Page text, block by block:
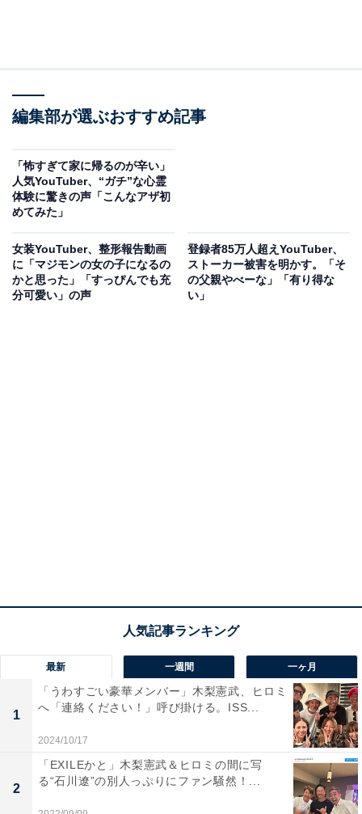
編集部が選ぶおすすめ記事
「怖すぎて家に帰るのが辛い」
人気YouTuber、“ガチ”な心霊
体験に驚きの声「こんなアザ初
めてみた」
女装YouTuber、整形報告動画
に「マジモンの女の子になるの
かと思った」「すっぴんでも充
分可愛い」の声
登録者85万人超えYouTuber、
ストーカー被害を明かす。「そ
の父親やべーな」「有り得な
い」
最新 一週間 一ヶ月
1
「うわすごい豪華メンバー」木梨憲武、ヒロミ
へ「連絡ください！」呼び掛ける。ISS...
2024/10/17
2
「EXILEかと」木梨憲武＆ヒロミの間に写
る“石川遼”の別人っぷりにファン騒然！...